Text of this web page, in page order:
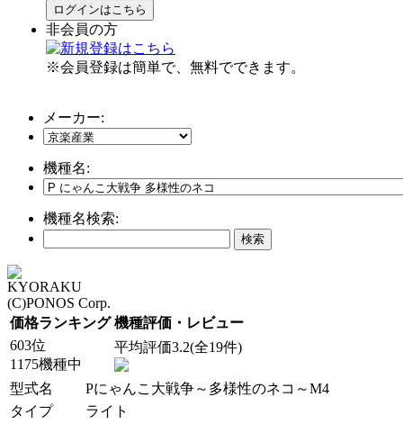
ログインはこちら
非会員の方
※会員登録は簡単で、無料でできます。
メーカー:
機種名:
機種名検索:
KYORAKU
(C)PONOS Corp.
価格ランキング 機種評価・レビュー
603位
1175機種中
平均評価3.2(全19件)
型式名
Pにゃんこ大戦争～多様性のネコ～M4
タイプ
ライト